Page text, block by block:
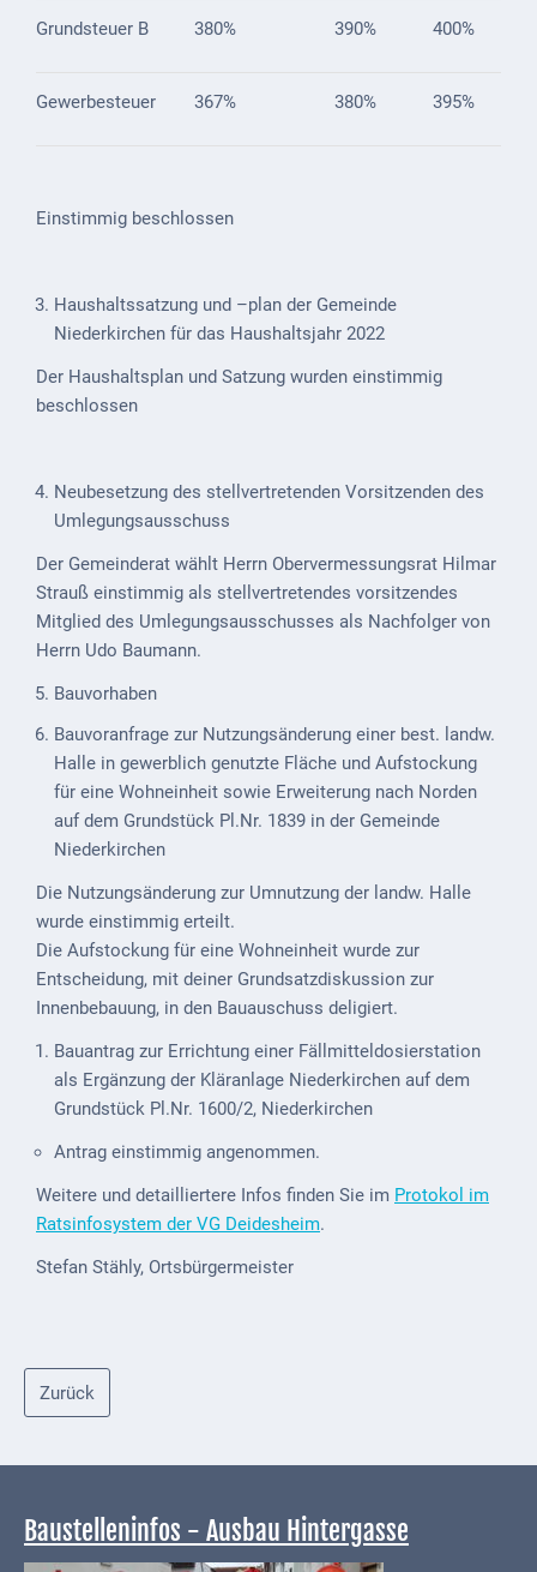
Schwesternhaus
1793
Regionalbahn
1907
Gemarkungen
ab
Schulbilder
Datenschutz
Kontakt
Veranstaltungen
und Events
Kultur &
Freizeit
Feste
feiern
Wandern/Nord.Walking
VG
Musikschule
Kalender
Wein &
Genuss
Wein
Weinprinzessin
Wein- &
Destillerien
Grundsteuer B 380% 390% 400%
Gewerbesteuer 367% 380% 395%
Einstimmig beschlossen
Haushaltssatzung und –plan der Gemeinde
Niederkirchen für das Haushaltsjahr 2022
Der Haushaltsplan und Satzung wurden einstimmig
beschlossen
Neubesetzung des stellvertretenden Vorsitzenden des
Umlegungsausschuss
Der Gemeinderat wählt Herrn Obervermessungsrat Hilmar
Strauß einstimmig als stellvertretendes vorsitzendes
Mitglied des Umlegungsausschusses als Nachfolger von
Herrn Udo Baumann.
Bauvorhaben
Bauvoranfrage zur Nutzungsänderung einer best. landw.
Halle in gewerblich genutzte Fläche und Aufstockung
für eine Wohneinheit sowie Erweiterung nach Norden
auf dem Grundstück Pl.Nr. 1839 in der Gemeinde
Niederkirchen
Die Nutzungsänderung zur Umnutzung der landw. Halle
wurde einstimmig erteilt.
Die Aufstockung für eine Wohneinheit wurde zur
Entscheidung, mit deiner Grundsatzdiskussion zur
Innenbebauung, in den Bauauschuss deligiert.
Bauantrag zur Errichtung einer Fällmitteldosierstation
als Ergänzung der Kläranlage Niederkirchen auf dem
Grundstück Pl.Nr. 1600/2, Niederkirchen
Antrag einstimmig angenommen.
Weitere und detailliertere Infos finden Sie im Protokol im
Ratsinfosystem der VG Deidesheim.
Stefan Stähly, Ortsbürgermeister
Zurück
Baustelleninfos - Ausbau Hintergasse